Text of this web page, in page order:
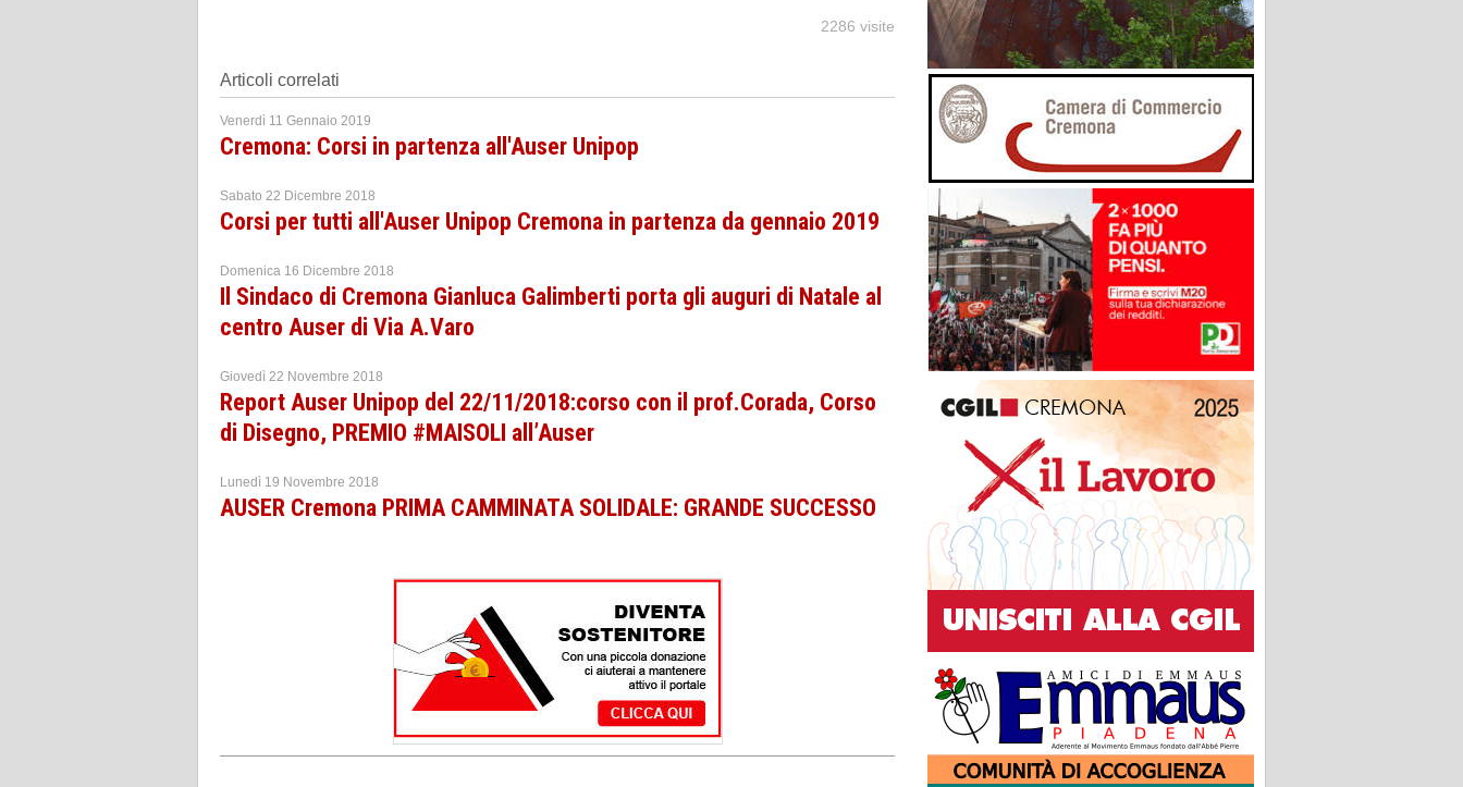
2286 visite
Articoli correlati
Venerdì 11 Gennaio 2019
Cremona: Corsi in partenza all'Auser Unipop
Sabato 22 Dicembre 2018
Corsi per tutti all'Auser Unipop Cremona in partenza da gennaio 2019
Domenica 16 Dicembre 2018
Il Sindaco di Cremona Gianluca Galimberti porta gli auguri di Natale al
centro Auser di Via A.Varo
Giovedì 22 Novembre 2018
Report Auser Unipop del 22/11/2018:corso con il prof.Corada, Corso
di Disegno, PREMIO #MAISOLI all’Auser
Lunedì 19 Novembre 2018
AUSER Cremona PRIMA CAMMINATA SOLIDALE: GRANDE SUCCESSO